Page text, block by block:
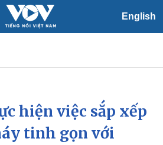
English
Xã hội
Tin 24h
Dự báo thời tiết
hiện việc sắp xếp
tinh gọn với